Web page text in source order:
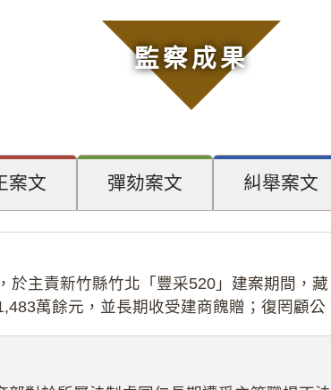
監察成果
案文 彈劾案文 糾舉案文
於主責新竹縣竹北「豐采520」建案期間，藏
萬餘元，並長期收受建商餽贈；復罔顧公